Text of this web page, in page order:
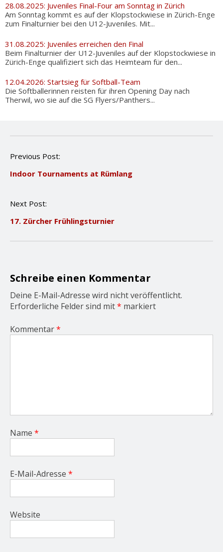
28.08.2025: Juveniles Final-Four am Sonntag in Zürich
Am Sonntag kommt es auf der Klopstockwiese in Zürich-Enge
zum Finalturnier bei den U12-Juveniles. Mit...
31.08.2025: Juveniles erreichen den Final
Beim Finalturnier der U12-Juveniles auf der Klopstockwiese in
Zürich-Enge qualifiziert sich das Heimteam für den...
12.04.2026: Startsieg für Softball-Team
Die Softballerinnen reisten für ihren Opening Day nach
Therwil, wo sie auf die SG Flyers/Panthers...
P
s
a
o
n
Previous Post:
Indoor Tournaments at Rümlang
Next Post:
17. Zürcher Frühlingsturnier
Schreibe einen Kommentar
Deine E-Mail-Adresse wird nicht veröffentlicht.
Erforderliche Felder sind mit* markiert
Kommentar*
Name *
E-Mail-Adresse *
Website